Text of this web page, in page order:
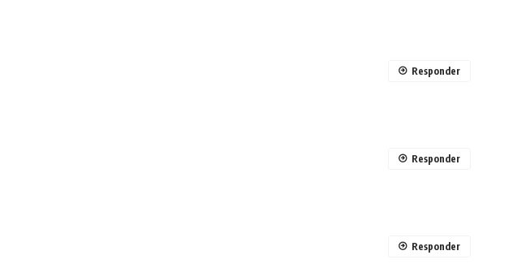
Responder
Responder
Responder